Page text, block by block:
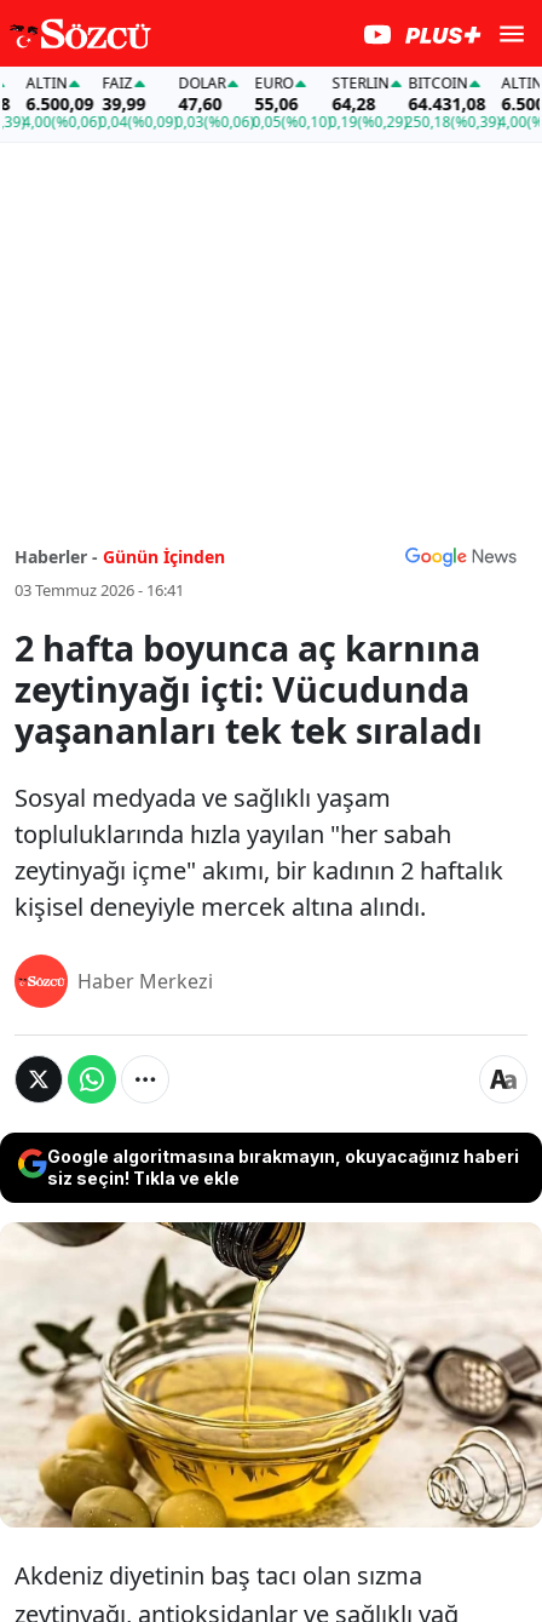
ALTIN
6.500,09
4,00(%0,06)
FAİZ
39,99
0,04(%0,09)
DOLAR
47,60
0,03(%0,06)
EURO
55,06
0,05(%0,10)
STERLIN
64,28
0,19(%0,29)
BITCOIN
64.431,08
250,18(%0,39)
ALTIN
4,00
Haberler - Günün İçinden
03 Temmuz 2026 - 16:41
2 hafta boyunca aç karnına
zeytinyağı içti: Vücudunda
yaşananları tek tek sıraladı
Sosyal medyada ve sağlıklı yaşam
topluluklarında hızla yayılan "her sabah
zeytinyağı içme" akımı, bir kadının 2 haftalık
kişisel deneyiyle mercek altına alındı.
Haber Merkezi
Google algoritmasına bırakmayın, okuyacağınız haberi
siz seçin! Tıkla ve ekle
Sosyal medyada ve sağlıklı yaşam
topluluklarında hızla yayılan "her sabah
zeytinyağı içme" akımı, bir kadının 2
haftalık kişisel deneyiyle mercek altına
alındı.
Akdeniz diyetinin baş tacı olan sızma
zeytinyağı, antioksidanlar ve sağlıklı yağ